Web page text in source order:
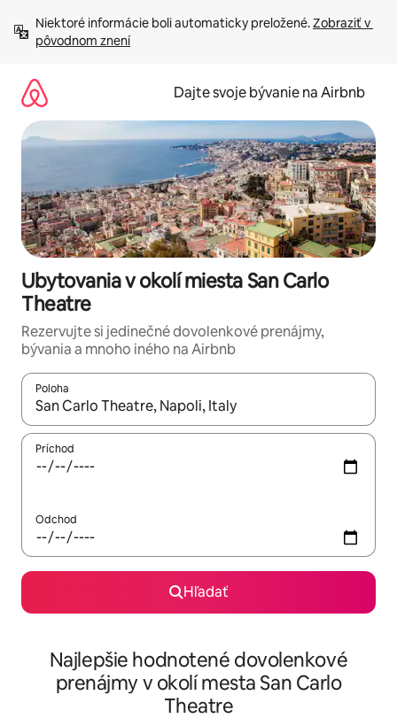
obsah.
Niektoré informácie boli automaticky preložené. Zobraziť v
pôvodnom znení
Dajte svoje bývanie na Airbnb
Ubytovania v okolí miesta San Carlo
Theatre
Rezervujte si jedinečné dovolenkové prenájmy,
bývania a mnoho iného na Airbnb
Poloha
Keď budú výsledky k dispozícii, môžete si ich prechádzať
Príchod
Odchod
Hľadať
Najlepšie hodnotené dovolenkové
prenájmy v okolí mesta San Carlo
Theatre